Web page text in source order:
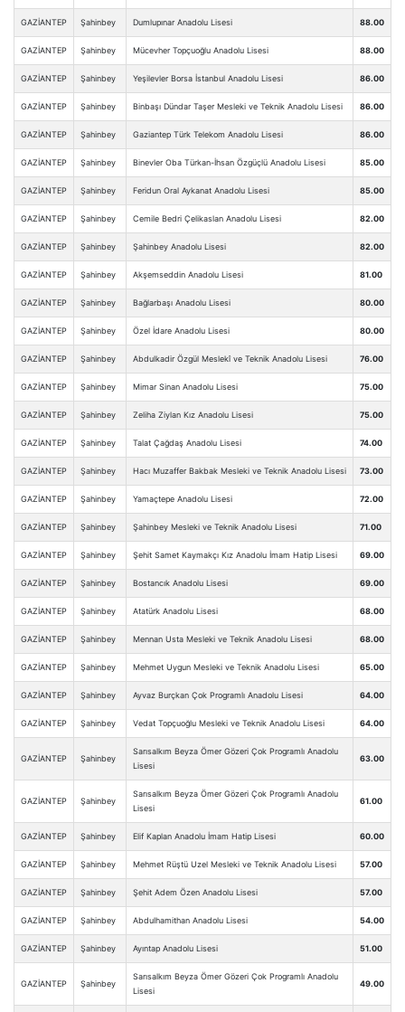
GAZİANTEP Şahinbey Dumlupınar Anadolu Lisesi 88.00
GAZİANTEP Şahinbey Mücevher Topçuoğlu Anadolu Lisesi 88.00
GAZİANTEP Şahinbey Yeşilevler Borsa İstanbul Anadolu Lisesi 86.00
GAZİANTEP Şahinbey Binbaşı Dündar Taşer Mesleki ve Teknik Anadolu Lisesi 86.00
GAZİANTEP Şahinbey Gaziantep Türk Telekom Anadolu Lisesi 86.00
GAZİANTEP Şahinbey Binevler Oba Türkan-İhsan Özgüçlü Anadolu Lisesi 85.00
GAZİANTEP Şahinbey Feridun Oral Aykanat Anadolu Lisesi 85.00
GAZİANTEP Şahinbey Cemile Bedri Çelikaslan Anadolu Lisesi 82.00
GAZİANTEP Şahinbey Şahinbey Anadolu Lisesi 82.00
GAZİANTEP Şahinbey Akşemseddin Anadolu Lisesi 81.00
GAZİANTEP Şahinbey Bağlarbaşı Anadolu Lisesi 80.00
GAZİANTEP Şahinbey Özel İdare Anadolu Lisesi 80.00
GAZİANTEP Şahinbey Abdulkadir Özgül Meslekî ve Teknik Anadolu Lisesi 76.00
GAZİANTEP Şahinbey Mimar Sinan Anadolu Lisesi 75.00
GAZİANTEP Şahinbey Zeliha Ziylan Kız Anadolu Lisesi 75.00
GAZİANTEP Şahinbey Talat Çağdaş Anadolu Lisesi 74.00
GAZİANTEP Şahinbey Hacı Muzaffer Bakbak Mesleki ve Teknik Anadolu Lisesi 73.00
GAZİANTEP Şahinbey Yamaçtepe Anadolu Lisesi 72.00
GAZİANTEP Şahinbey Şahinbey Mesleki ve Teknik Anadolu Lisesi 71.00
GAZİANTEP Şahinbey Şehit Samet Kaymakçı Kız Anadolu İmam Hatip Lisesi 69.00
GAZİANTEP Şahinbey Bostancık Anadolu Lisesi 69.00
GAZİANTEP Şahinbey Atatürk Anadolu Lisesi 68.00
GAZİANTEP Şahinbey Mennan Usta Mesleki ve Teknik Anadolu Lisesi 68.00
GAZİANTEP Şahinbey Mehmet Uygun Mesleki ve Teknik Anadolu Lisesi 65.00
GAZİANTEP Şahinbey Ayvaz Burçkan Çok Programlı Anadolu Lisesi 64.00
GAZİANTEP Şahinbey Vedat Topçuoğlu Mesleki ve Teknik Anadolu Lisesi 64.00
GAZİANTEP Şahinbey
Sarısalkım Beyza Ömer Gözeri Çok Programlı Anadolu
Lisesi
63.00
GAZİANTEP Şahinbey
Sarısalkım Beyza Ömer Gözeri Çok Programlı Anadolu
Lisesi
61.00
GAZİANTEP Şahinbey Elif Kaplan Anadolu İmam Hatip Lisesi 60.00
GAZİANTEP Şahinbey Mehmet Rüştü Uzel Mesleki ve Teknik Anadolu Lisesi 57.00
GAZİANTEP Şahinbey Şehit Adem Özen Anadolu Lisesi 57.00
GAZİANTEP Şahinbey Abdulhamithan Anadolu Lisesi 54.00
GAZİANTEP Şahinbey Ayıntap Anadolu Lisesi 51.00
GAZİANTEP Şahinbey
Sarısalkım Beyza Ömer Gözeri Çok Programlı Anadolu
Lisesi
49.00